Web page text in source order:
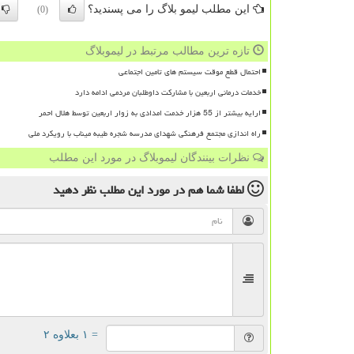
این مطلب لیمو بلاگ را می پسندید؟ (0)
تازه ترین مطالب مرتبط در لیموبلاگ
احتمال قطع موقت سیستم های تامین اجتماعی
خدمات درمانی اربعین با مشارکت داوطلبان مردمی ادامه دارد
ارایه بیشتر از 55 هزار خدمت امدادی به زوار اربعین توسط هلال احمر
راه اندازی مجتمع فرهنگی شهدای مدرسه شجره طیبه میناب با رویکرد ملی
نظرات بینندگان لیموبلاگ در مورد این مطلب
لطفا شما همدر مورد این مطلبنظر دهید
= ۱ بعلاوه ۲